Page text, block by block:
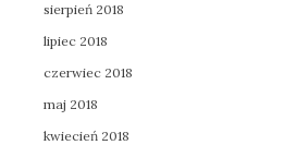
sierpień 2018
lipiec 2018
czerwiec 2018
maj 2018
kwiecień 2018